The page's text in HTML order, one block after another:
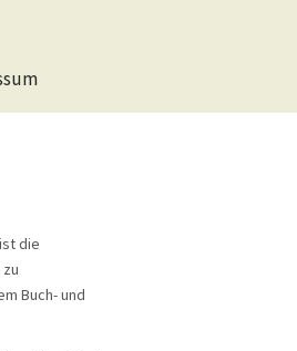
die
Buch- und